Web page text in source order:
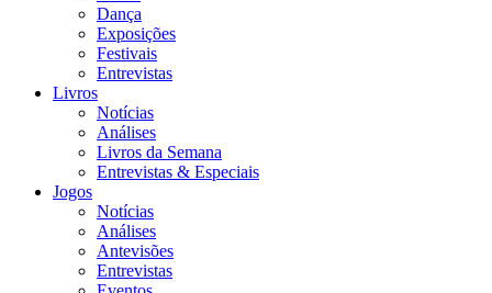
Dança
Exposições
Festivais
Entrevistas
Livros
Notícias
Análises
Livros da Semana
Entrevistas & Especiais
Jogos
Notícias
Análises
Antevisões
Entrevistas